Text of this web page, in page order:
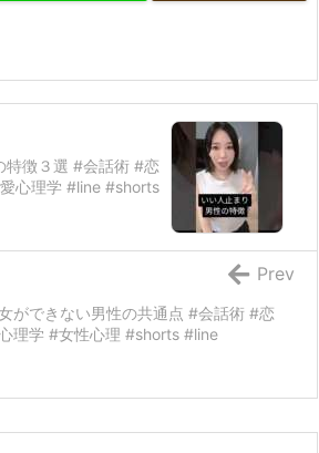
特徴３選 #会話術 #恋
愛心理学 #line #shorts
ができない男性の共通点 #会話術 #恋
理学 #女性心理 #shorts #line
Prev